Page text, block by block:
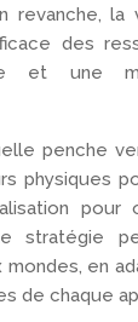
revanche, la
des
et une
penche
physiques
pour
stratégie
en
de chaque